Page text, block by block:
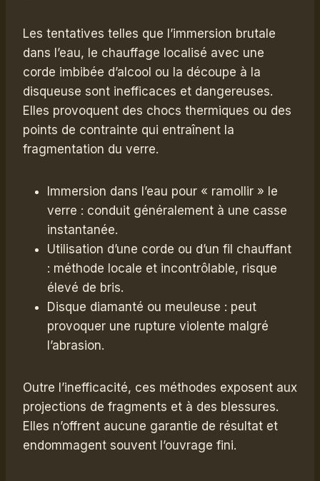
Les tentatives telles que l’immersion brutale
dans l’eau, le chauffage localisé avec une
corde imbibée d’alcool ou la découpe à la
disqueuse sont inefficaces et dangereuses.
Elles provoquent des chocs thermiques ou des
points de contrainte qui entraînent la
fragmentation du verre.
Immersion dans l’eau pour « ramollir » le
verre : conduit généralement à une casse
instantanée.
Utilisation d’une corde ou d’un fil chauffant
: méthode locale et incontrôlable, risque
élevé de bris.
Disque diamanté ou meuleuse : peut
provoquer une rupture violente malgré
l’abrasion.
Outre l’inefficacité, ces méthodes exposent aux
projections de fragments et à des blessures.
Elles n’offrent aucune garantie de résultat et
endommagent souvent l’ouvrage fini.